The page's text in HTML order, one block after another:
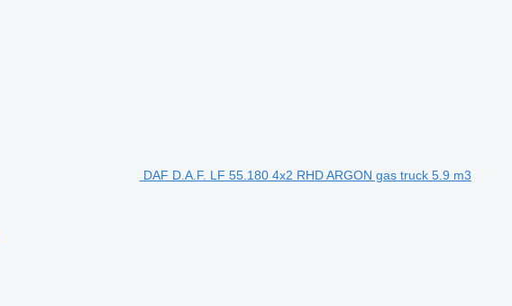
DAF D.A.F. LF 55.180 4x2 RHD ARGON gas truck 5.9 m3